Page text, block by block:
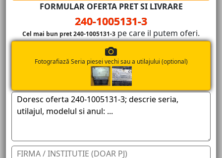
FORMULAR OFERTA PRET SI LIVRARE
240-1005131-3
Cel mai bun pret 240-1005131-3 pe care il putem oferi.
Fotografiază Seria piesei vechi sau a utilajului (optional)